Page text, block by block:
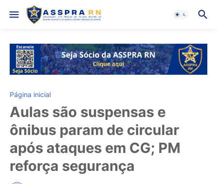
Página inicial
Aulas são suspensas e
ônibus param de circular
após ataques em CG; PM
reforça segurança